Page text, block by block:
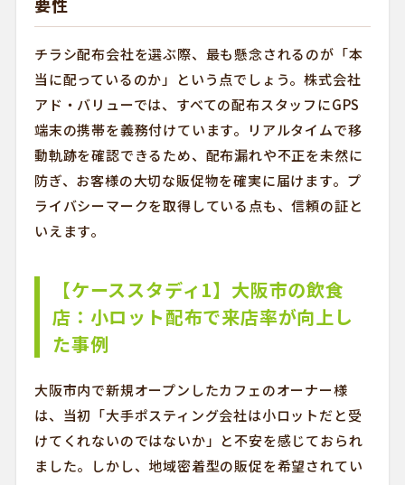
チラシ配布会社を選ぶ際、最も懸念されるのが「本
当に配っているのか」という点でしょう。株式会社
アド・バリューでは、すべての配布スタッフにGPS
端末の携帯を義務付けています。リアルタイムで移
動軌跡を確認できるため、配布漏れや不正を未然に
防ぎ、お客様の大切な販促物を確実に届けます。プ
ライバシーマークを取得している点も、信頼の証と
いえます。
【ケーススタディ1】大阪市の飲食
店：小ロット配布で来店率が向上し
た事例
大阪市内で新規オープンしたカフェのオーナー様
は、当初「大手ポスティング会社は小ロットだと受
けてくれないのではないか」と不安を感じておられ
ました。しかし、地域密着型の販促を希望されてい